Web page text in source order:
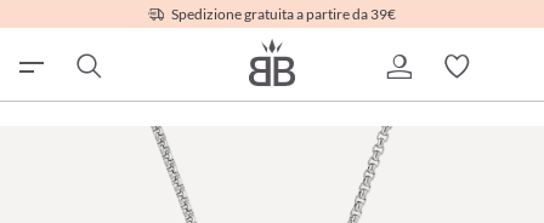
Spedizione gratuita a partire da 39€